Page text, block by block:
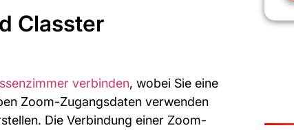
Classter
verbinden, wobei Sie eine
Zoom-Zugangsdaten verwenden
Die Verbindung einer Zoom-